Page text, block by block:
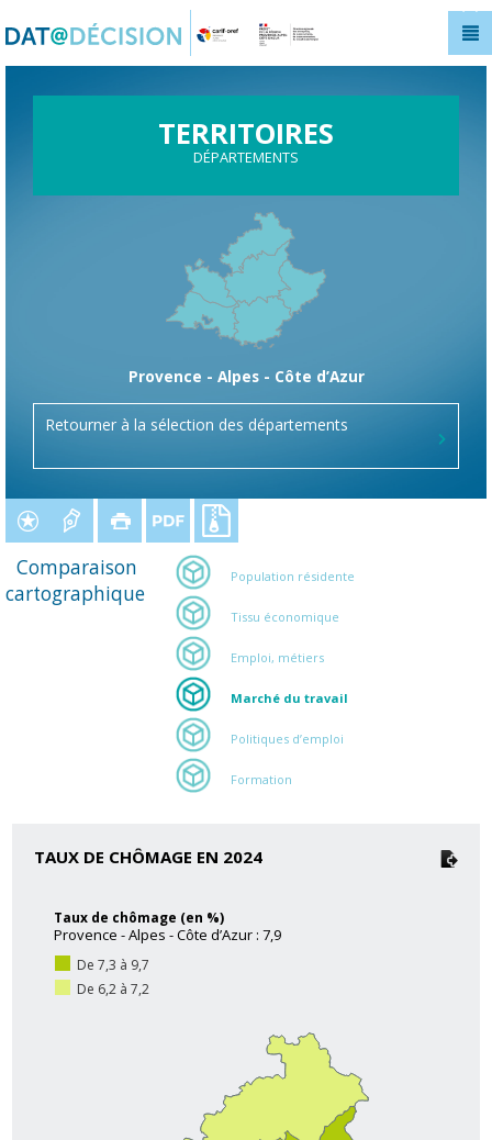
TERRITOIRES
DÉPARTEMENTS
Provence - Alpes - Côte d’Azur
Retourner à la sélection des départements
Comparaison
cartographique
Population résidente
Tissu économique
Emploi, métiers
Marché du travail
Politiques d’emploi
Formation
TAUX DE CHÔMAGE EN 2024
De 7,3 à 9,7
De 6,2 à 7,2
Taux de chômage (en %)
Provence - Alpes - Côte d’Azur : 7,9
Panneau de gestion des cookies